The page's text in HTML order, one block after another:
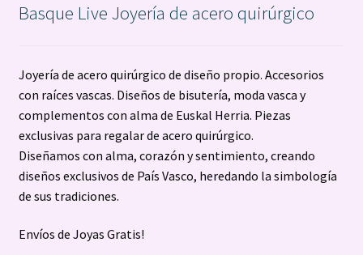
Basque Live Joyería de acero quirúrgico
Joyería de acero quirúrgico de diseño propio. Accesorios
con raíces vascas. Diseños de bisutería, moda vasca y
complementos con alma de Euskal Herria. Piezas
exclusivas para regalar de acero quirúrgico.
Diseñamos con alma, corazón y sentimiento, creando
diseños exclusivos de País Vasco, heredando la simbología
de sus tradiciones.
Envíos de Joyas Gratis!